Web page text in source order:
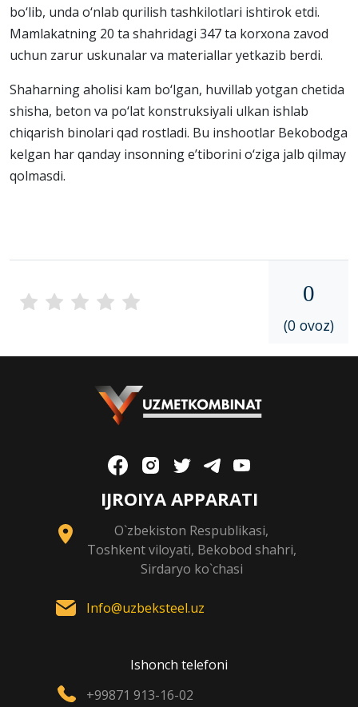
bo‘lib, unda o‘nlab qurilish tashkilotlari ishtirok etdi.
Mamlakatning 20 ta shahridagi 347 ta korxona zavod
uchun zarur uskunalar va materiallar yetkazib berdi.
Shaharning aholisi kam bo‘lgan, huvillab yotgan chetida
shisha, beton va po‘lat konstruksiyali ulkan ishlab
chiqarish binolari qad rostladi. Bu inshootlar Bekobodga
kelgan har qanday insonning e’tiborini o‘ziga jalb qilmay
qolmasdi.
0
(0 ovoz)
IJROIYA APPARATI
O`zbekiston Respublikasi,
Toshkent viloyati, Bekobod shahri,
Sirdaryo ko`chasi
Info@uzbeksteel.uz
Ishonch telefoni
+99871 913-16-02